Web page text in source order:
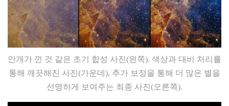
안개가 낀 것 같은 초기 합성 사진(왼쪽). 색상과 대비 처리를
통해 깨끗해진 사진(가운데), 추가 보정을 통해 더 많은 별을
선명하게 보여주는 최종 사진(오른쪽).